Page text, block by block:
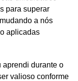
para superar
a nós
aplicadas
aprendi durante o
valioso conforme